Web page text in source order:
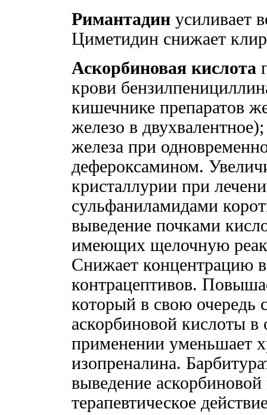
Римантадин усиливает
Циметидин снижает
Аскорбиновая кислота
крови
кишечнике препаратов
железо в
железа при
дефероксамином.
кристаллурии при
сульфаниламидами
выведение почками
имеющих щелочную
Снижает концентрацию
контрацептивов.
который в свою очередь
аскорбиновой кислоты
применении уменьшает
изопреналина.
выведение
терапевтическое